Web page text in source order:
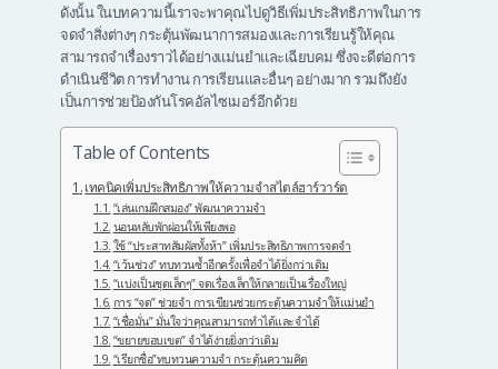
ดังนั้น ในบทความนี้เราจะพาคุณไปดูวิธีเพิ่มประสิทธิภาพในการ
จดจำสิ่งต่างๆ กระตุ้นพัฒนาการสมองและการเรียนรู้ให้คุณ
สามารถจำเรื่องราวได้อย่างแม่นยำและเฉียบคม ซึ่งจะดีต่อการ
ดำเนินชีวิต การทำงาน การเรียนและอื่นๆ อย่างมาก รวมถึงยัง
เป็นการช่วยป้องกันโรคอัลไซเมอร์อีกด้วย
Table of Contents
เทคนิคเพิ่มประสิทธิภาพให้ความจำสไตล์ฮาร์วาร์ด
“เล่นเกมฝึกสมอง” พัฒนาความจำ
นอนหลับพักผ่อนให้เพียงพอ
ใช้ “ประสาทสัมผัสทั้งห้า” เพิ่มประสิทธิภาพการจดจำ
“เว้นช่วง” ทบทวนซ้ำอีกครั้งเพื่อจำได้ยิ่งกว่าเดิม
“แบ่งเป็นชุดเล็กๆ” จดเรื่องเล็กให้กลายเป็นเรื่องใหญ่
การ “จด” ช่วยจำ การเขียนช่วยกระตุ้นความจำให้แม่นยำ
“เชื่อมั่น” มั่นใจว่าคุณสามารถทำได้และจำได้
“ขยายขอบเขต” จำได้ง่ายยิ่งกว่าเดิม
“เรียกชื่อ”ทบทวนความจำ กระตุ้นความคิด